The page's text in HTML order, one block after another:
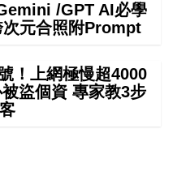
/GPT AI必學
元合照附Prompt
！上網極慢超4000
盜個資 專家教3步